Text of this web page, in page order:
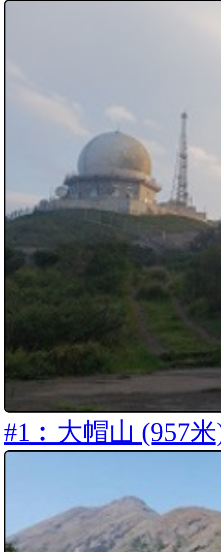
#1︰大帽山 (957